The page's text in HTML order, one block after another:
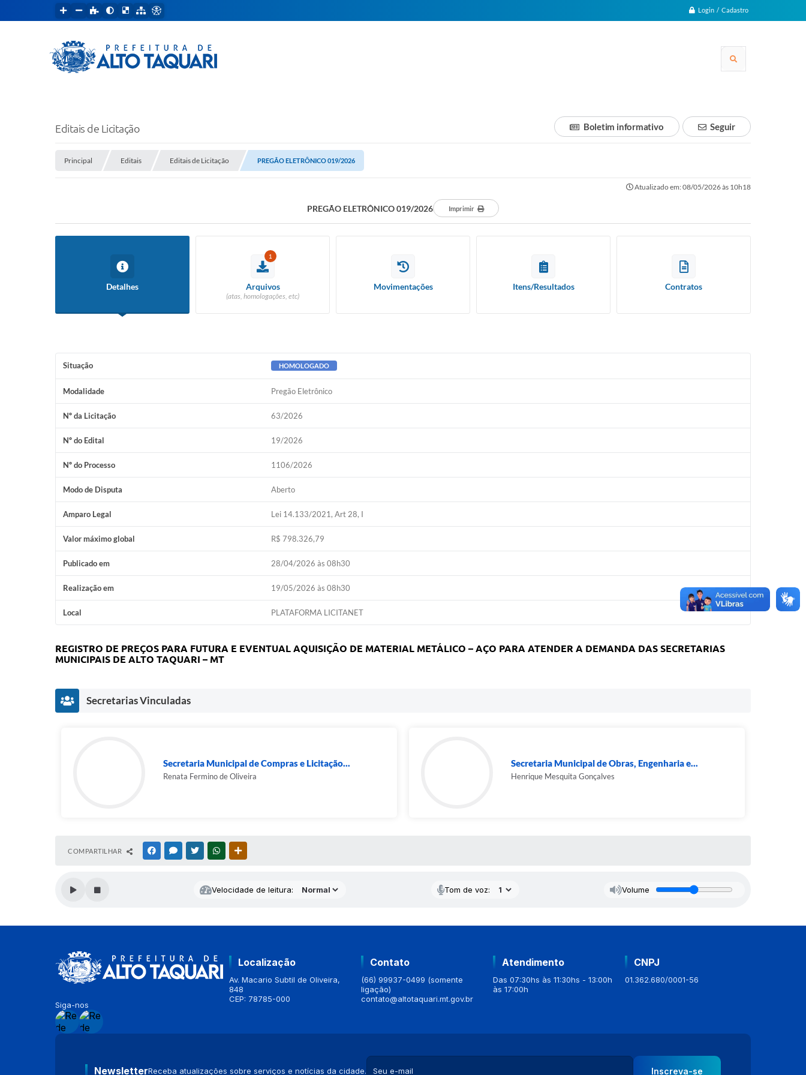
Login / Cadastro
Editais de Licitação Seguir
Boletim informativo
Principal Editais Editais de Licitação PREGÃO ELETRÔNICO 019/2026
Atualizado em: 08/05/2026 às 10h18
PREGÃO ELETRÔNICO 019/2026 Imprimir
Detalhes
1
Arquivos
(atas, homologações, etc)
Movimentações Itens/Resultados Contratos
Situação HOMOLOGADO
Modalidade Pregão Eletrônico
Nº da Licitação 63/2026
Nº do Edital 19/2026
Nº do Processo 1106/2026
Modo de Disputa Aberto
Amparo Legal Lei 14.133/2021, Art 28, I
Valor máximo global R$ 798.326,79
Publicado em 28/04/2026 às 08h30
Realização em 19/05/2026 às 08h30
Local PLATAFORMA LICITANET
REGISTRO DE PREÇOS PARA FUTURA E EVENTUAL AQUISIÇÃO DE MATERIAL METÁLICO – AÇO PARA ATENDER A DEMANDA DAS SECRETARIAS
MUNICIPAIS DE ALTO TAQUARI – MT
Secretarias Vinculadas
Secretaria Municipal de Compras e Licitação...
Renata Fermino de Oliveira
Secretaria Municipal de Obras, Engenharia e...
Henrique Mesquita Gonçalves
COMPARTILHAR FACEBOOKMESSENGER
TWITTERWHATSAPP
Velocidade de leitura: Tom de voz: Volume
Siga-nos
Localização
Av. Macario Subtil de Oliveira,
848
CEP: 78785-000
Contato
(66) 99937-0499 (somente
ligação)
contato@altotaquari.mt.gov.br
Atendimento
Das 07:30hs às 11:30hs - 13:00h
às 17:00h
CNPJ
01.362.680/0001-56
NewsletterReceba atualizações sobre serviços e notícias da cidade. Inscreva-se